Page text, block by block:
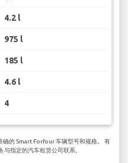
4.2 l
975 l
185 l
4.6 l
4
确的 Smart Forfour 车辆型号和规格。 有
指定的汽车租赁公司联系。